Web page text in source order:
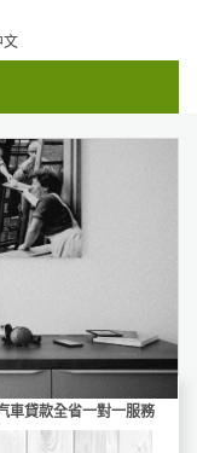
文
車貸款全省一對一服務